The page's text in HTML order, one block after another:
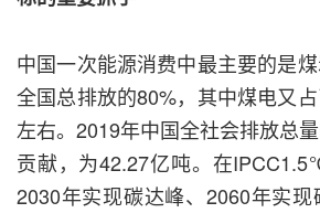
中国一次能源消费中最主要的是
全国总排放的80%，其中煤电又
左右。2019年中国全社会排放总
贡献，为42.27亿吨。在
2030年实现碳达峰、2060年实现